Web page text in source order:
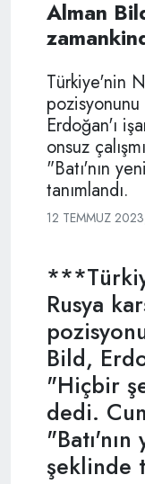
Alman
Türkiye'nin
Erdoğan'ı
onsuz
"Batı'nın
tanımlandı.
12 TEMMUZ
Rusya
Bild,
"Hiçbir
dedi.
şeklinde